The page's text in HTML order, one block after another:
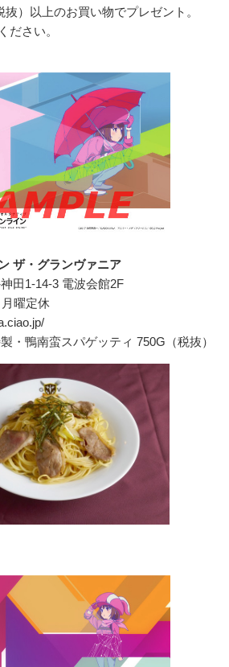
）以上のお買い物でプレゼント。
ださい。
ザ・グランヴァニア
田1-14-3 電波会館2F
曜定休
・鴨南蛮スパゲッティ 750G（税抜）